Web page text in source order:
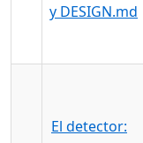
y DESIGN.md
El detector: